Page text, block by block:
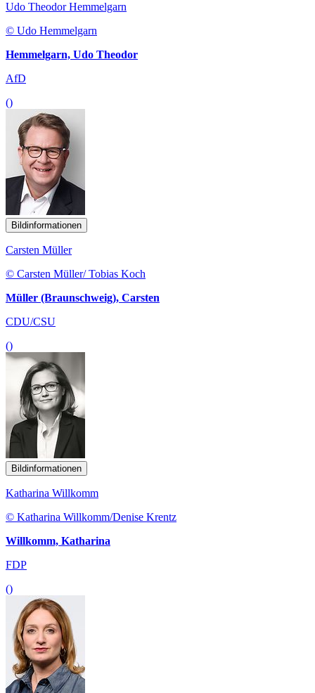
Udo Theodor Hemmelgarn
© Udo Hemmelgarn
Hemmelgarn, Udo Theodor
AfD
()
Bildinformationen
Carsten Müller
© Carsten Müller/ Tobias Koch
Müller (Braunschweig), Carsten
CDU/CSU
()
Bildinformationen
Katharina Willkomm
© Katharina Willkomm/Denise Krentz
Willkomm, Katharina
FDP
()